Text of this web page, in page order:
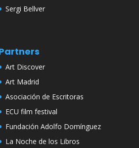
Sergi Bellver
Art Discover
Art Madrid
Asociación de Escritoras
ECU film festival
Fundación Adolfo Domínguez
La Noche de los Libros